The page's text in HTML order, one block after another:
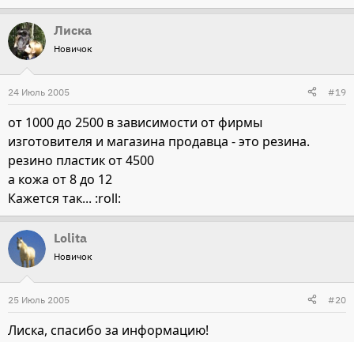
Лиска
Новичок
24 Июль 2005 #19
от 1000 до 2500 в зависимости от фирмы
изготовителя и магазина продавца - это резина.
резино пластик от 4500
а кожа от 8 до 12
Кажется так... :roll:
Lolita
Новичок
25 Июль 2005 #20
Лиска, спасибо за информацию!